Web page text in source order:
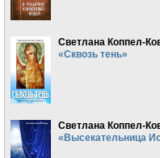
Светлана Коппел-
«Сквозь тень»
Светлана Коппел-
«Высекательница